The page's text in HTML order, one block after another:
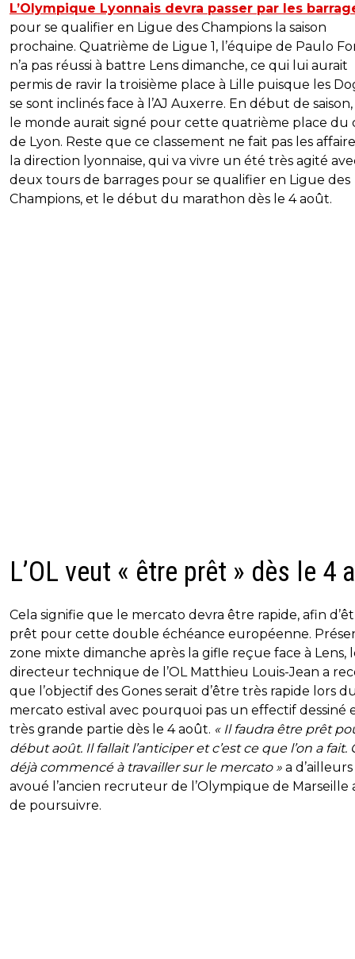
L’Olympique Lyonnais devra passer par les
pour se qualifier en Ligue des Champions la saison
prochaine. Quatrième de Ligue 1, l’équipe de Paulo
n’a pas réussi à battre Lens dimanche, ce qui lui aurait
permis de ravir la troisième place à Lille puisque les
se sont inclinés face à l’AJ Auxerre. En début de
le monde aurait signé pour cette quatrième place du
de Lyon. Reste que ce classement ne fait pas les
la direction lyonnaise, qui va vivre un été très agité
deux tours de barrages pour se qualifier en Ligue des
Champions, et le début du marathon dès le 4 août.
L’OL veut « être prêt » dès le 4
Cela signifie que le mercato devra être rapide, afin
prêt pour cette double échéance européenne.
zone mixte dimanche après la gifle reçue face à Lens,
directeur technique de l’OL Matthieu Louis-Jean a
que l’objectif des Gones serait d’être très rapide lors
mercato estival avec pourquoi pas un effectif dessiné
très grande partie dès le 4 août. « Il faudra être prêt
début août. Il fallait l’anticiper et c’est ce que l’on a fait.
déjà commencé à travailler sur le mercato » a d’ailleurs
avoué l’ancien recruteur de l’Olympique de Marseille
de poursuivre.